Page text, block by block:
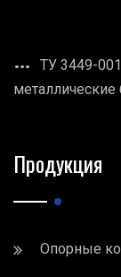
ТУ 3449-
Продукция
Опорные